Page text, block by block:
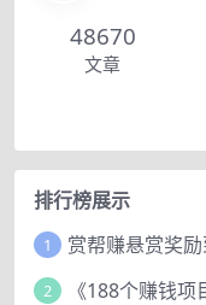
48670
文章
排行榜展示
1
2